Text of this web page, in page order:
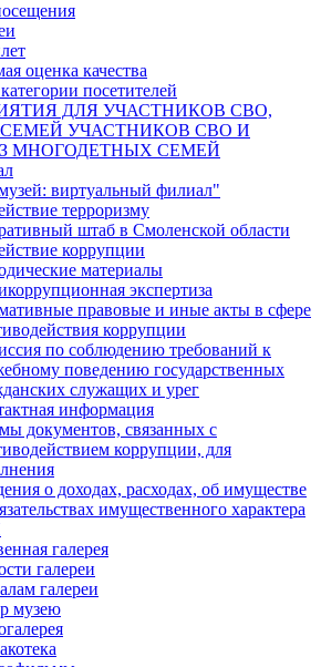
оценка качества
посетителей
ДЛЯ УЧАСТНИКОВ СВО,
УЧАСТНИКОВ СВО И
МНОГОДЕТНЫХ СЕМЕЙ
виртуальный филиал"
терроризму
штаб в Смоленской области
коррупции
материалы
экспертиза
правовые и иные акты в сфере
коррупции
по соблюдению требований к
поведению государственных
служащих и урег
информация
документов, связанных с
коррупции, для
о доходах, расходах, об имуществе
имущественного характера
галерея
галереи
галереи
музею